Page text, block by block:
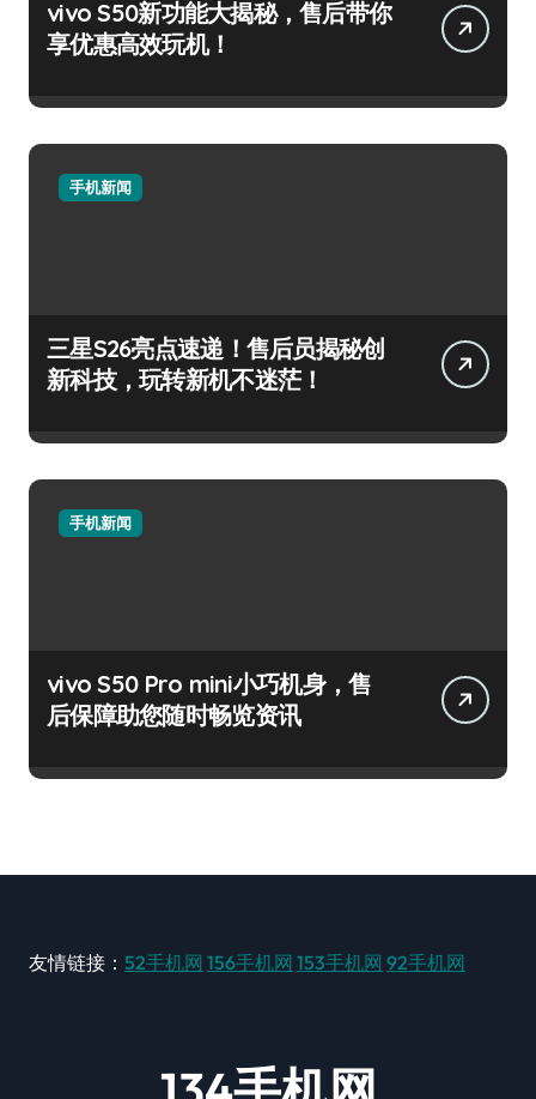
vivo S50新功能大揭秘，售后带你
享优惠高效玩机！
手机新闻
三星S26亮点速递！售后员揭秘创
新科技，玩转新机不迷茫！
手机新闻
vivo S50 Pro mini小巧机身，售
后保障助您随时畅览资讯
友情链接： 52手机网 156手机网 153手机网 92手机网